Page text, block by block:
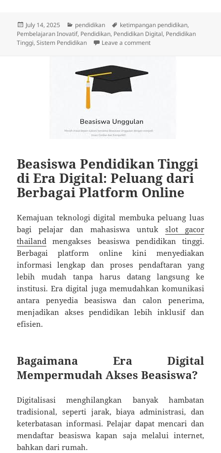
Posted
on
July 14, 2025 Categories
pendidikan Tags
ketimpangan pendidikan,
Pembelajaran Inovatif, Pendidikan, Pendidikan Digital, Pendidikan
Tinggi,Sistem Pendidikan Leave a commenton Menghidupkan
Beasiswa Pendidikan Tinggi
di Era Digital: Peluang dari
Berbagai Platform Online
Kemajuan teknologi digital membuka peluang luas
bagi pelajar dan mahasiswa untuk slot gacor
thailand mengakses beasiswa pendidikan tinggi.
Berbagai platform online kini menyediakan
informasi lengkap dan proses pendaftaran yang
lebih mudah tanpa harus datang langsung ke
institusi. Era digital juga memudahkan komunikasi
antara penyedia beasiswa dan calon penerima,
menjadikan akses pendidikan lebih inklusif dan
efisien.
Bagaimana Era Digital
Mempermudah Akses Beasiswa?
Digitalisasi menghilangkan banyak hambatan
tradisional, seperti jarak, biaya administrasi, dan
keterbatasan informasi. Pelajar dapat mencari dan
mendaftar beasiswa kapan saja melalui internet,
bahkan dari rumah.